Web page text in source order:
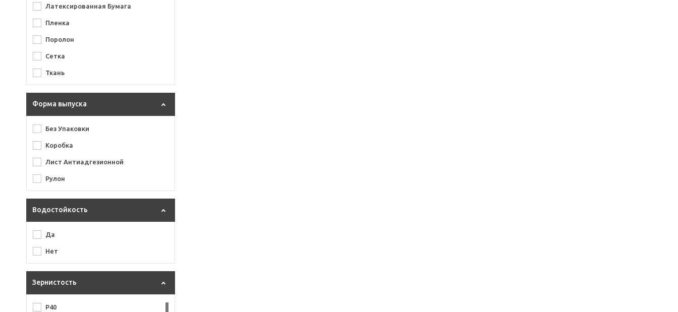
L312TV Film
L312TV Gold
Perfect it III
Roses
Siarun
Titan II
VX-Green
VX-NET
X313T Sun Net
Тризак
Латексированная Бумага
Пленка
Поролон
Сетка
Ткань
Форма выпуска
Без Упаковки
Коробка
Лист Антиадгезионной
Рулон
Водостойкость
Да
Нет
Зернистость
P40